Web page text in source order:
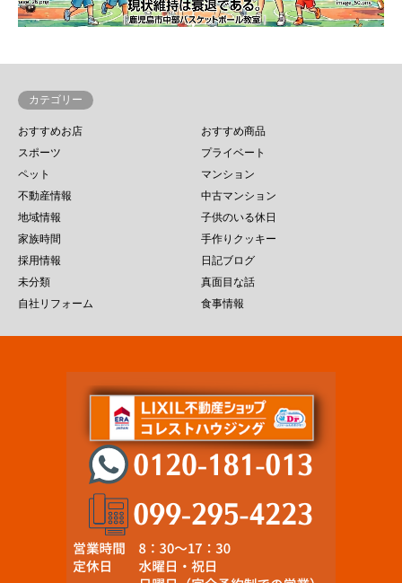
カテゴリー
おすすめお店
おすすめ商品
スポーツ
プライベート
ペット
マンション
不動産情報
中古マンション
地域情報
子供のいる休日
家族時間
手作りクッキー
採用情報
日記ブログ
未分類
真面目な話
自社リフォーム
食事情報